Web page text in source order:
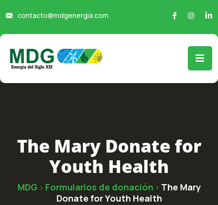
contacto@mdgenergia.com
The Mary Donate for
Youth Health
MDG > Formularios de donación > The Mary
Donate for Youth Health